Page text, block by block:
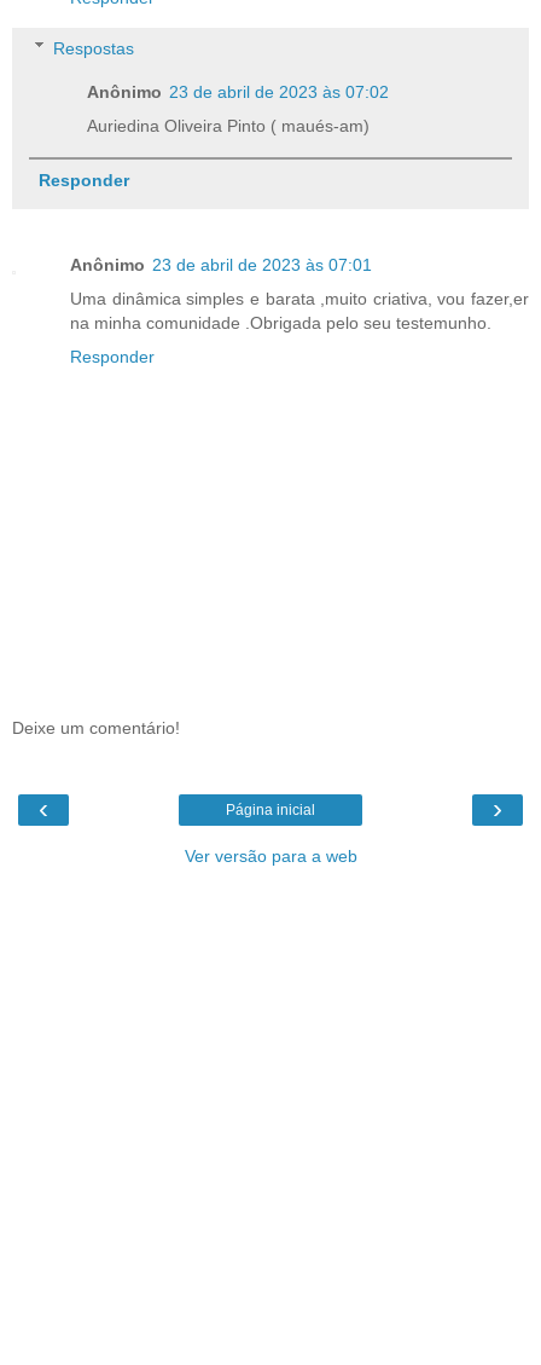
Respostas
Anônimo 23 de abril de 2023 às 07:02
Auriedina Oliveira Pinto ( maués-am)
Responder
Anônimo 23 de abril de 2023 às 07:01
Uma dinâmica simples e barata ,muito criativa, vou fazer,er
na minha comunidade .Obrigada pelo seu testemunho.
Responder
Deixe um comentário!
‹ ›
Página inicial
Ver versão para a web